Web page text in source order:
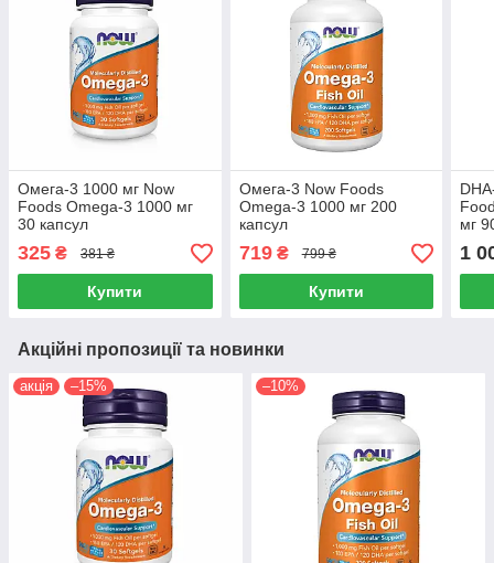
Омега-3 1000 мг Now
Foods Оmega-3 1000 мг
30 капсул
325 ₴ 381 ₴
Купити
Омега-3 Now Foods
Omega-3 1000 мг 200
капсул
719₴ 799 ₴
Купити
мг
1
Акційні пропозиції та новинки
акція –15% –10%